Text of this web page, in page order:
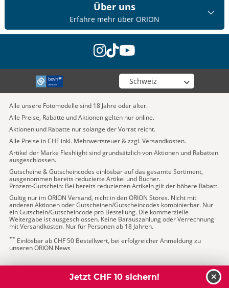
Über uns
Erfahre mehr über ORION
instagram
tiktok
youtube
Wähle deinen Shop
Alle unsere Fotomodelle sind 18 Jahre oder älter.
Alle Preise, Rabatte und Aktionen gelten nur online.
Aktionen und Rabatte nur solange der Vorrat reicht.
Alle Preise in CHF inkl. Mehrwertsteuer & zzgl. Versandkosten.
Artikel der Marke Fleshlight sind grundsätzlich von Aktionen und Rabatten
ausgeschlossen.
Gutscheine & Gutscheincodes einlösbar auf das gesamte Sortiment,
ausgenommen bereits reduzierte Artikel und Bücher.
Prozent-Gutschein: Bei bereits reduzierten Artikeln gilt der höhere Rabatt.
Gültig nur im ORION Versand, nicht in den ORION Stores. Nicht mit
anderen Aktionen oder Gutscheinen/Gutscheincodes kombinierbar. Nur
ein Gutschein/Gutscheincode pro Bestellung. Die kommerzielle
Weitergabe ist ausgeschlossen. Keine Barauszahlung oder Verrechnung
mit Versandkosten. Nur für Personen ab 18 Jahren.
** Einlösbar ab CHF 50 Bestellwert, bei erfolgreicher Anmeldung zu
unseren ORION News
Jetzt CHF 10 sichern!